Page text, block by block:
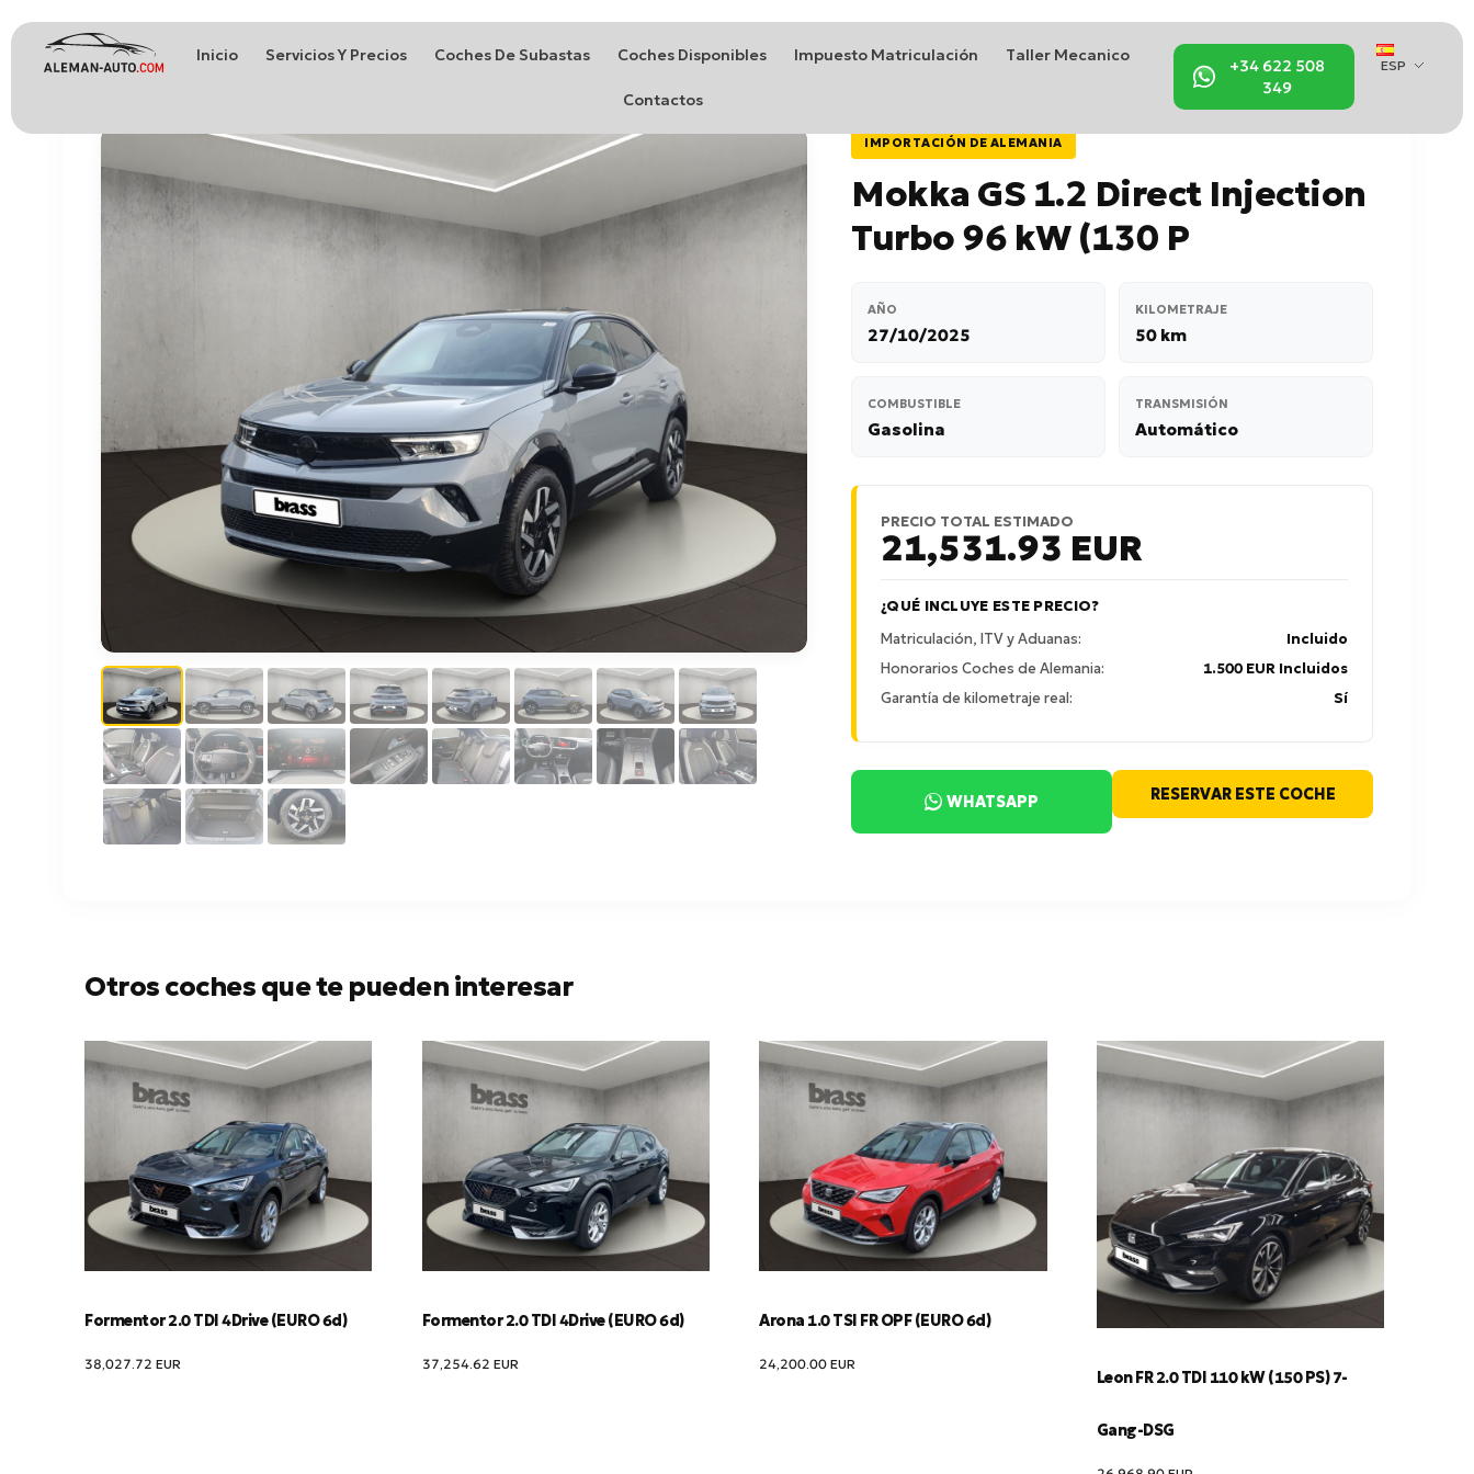
Inicio Servicios Y Precios Coches De Subastas Coches Disponibles Impuesto Matriculación Taller Mecanico
Contactos
+34 622 508
349
ESP
IMPORTACIÓN DE ALEMANIA
Mokka GS 1.2 Direct Injection
Turbo 96 kW (130 P
AÑO
27/10/2025
KILOMETRAJE
50 km
COMBUSTIBLE
Gasolina
TRANSMISIÓN
Automático
PRECIO TOTAL ESTIMADO
21,531.93 EUR
¿QUÉ INCLUYE ESTE PRECIO?
Matriculación, ITV y Aduanas:
Incluido
Honorarios Coches de Alemania:
1.500 EUR Incluidos
Garantía de kilometraje real:
Sí
WHATSAPP RESERVAR ESTE COCHE
Otros coches que te pueden interesar
Formentor 2.0 TDI 4Drive (EURO 6d)
38,027.72 EUR
Formentor 2.0 TDI 4Drive (EURO 6d)
37,254.62 EUR
Arona 1.0 TSI FR OPF (EURO 6d)
24,200.00EUR
Leon FR 2.0 TDI 110 kW (150 PS) 7-
Gang-DSG